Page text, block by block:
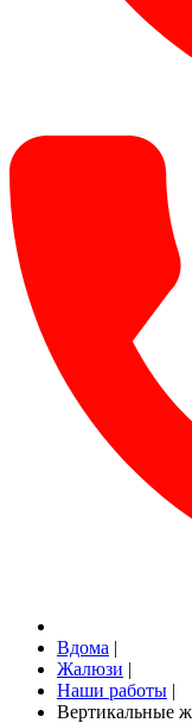
Вдома |
Жалюзи |
Наши работы |
Вертикальные